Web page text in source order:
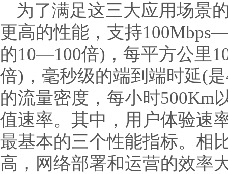
为了满足这三大应用场景
更高的性能，支持
的10—100倍)，每平方公里
倍)，毫秒级的端到端时延(
的流量密度，每小时500Km
值速率。其中，用户体验速
最基本的三个性能指标。相
高，网络部署和运营的效率